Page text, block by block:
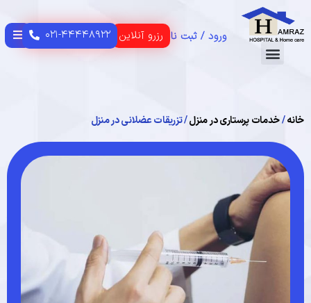
ورود / ثبت نام رزرو آنلاین ۰۲۱-۴۴۴۴۸۹۲۲
خانه/خدمات پرستاری در منزل/ تزریقات عضلانی در منزل